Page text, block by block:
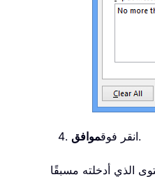
انقر فوقموافق .